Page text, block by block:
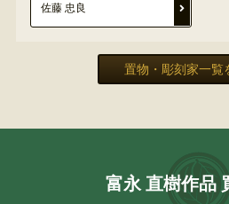
佐藤 忠良
置物・彫刻家一覧
富永 直樹作品